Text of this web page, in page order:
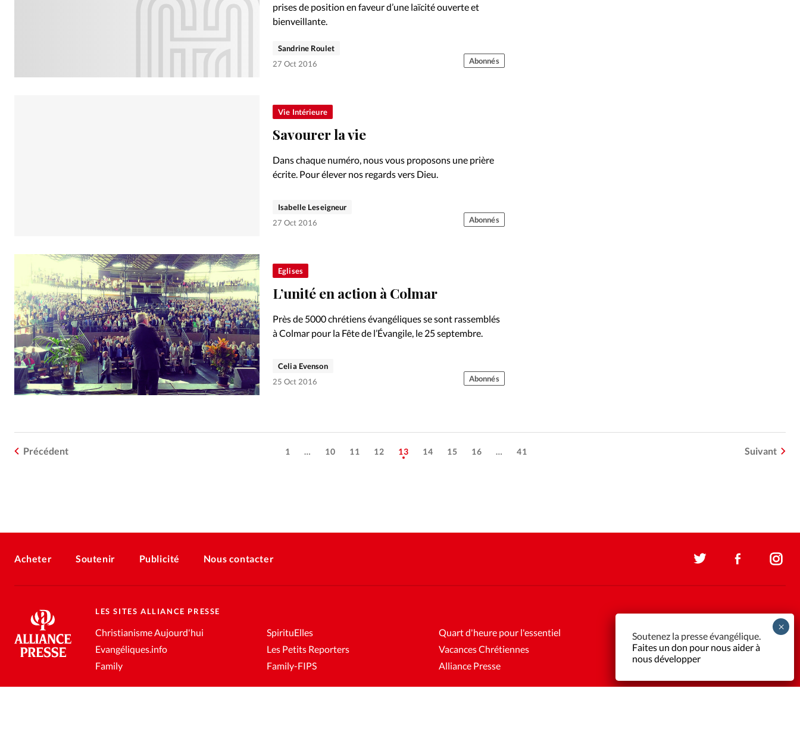
prises de position en faveur d’une laïcité ouverte et
bienveillante.
Sandrine Roulet
27 Oct 2016
Abonnés
Vie Intérieure
Savourer la vie
Dans chaque numéro, nous vous proposons une prière
écrite. Pour élever nos regards vers Dieu.
Isabelle Leseigneur
27 Oct 2016
Abonnés
Eglises
L’unité en action à Colmar
Près de 5000 chrétiens évangéliques se sont rassemblés
à Colmar pour la Fête de l’Évangile, le 25 septembre.
Celia Evenson
25 Oct 2016
Abonnés
Précédent 1 … 10 11 12 13 14 15 16 … 41 Suivant
Acheter Soutenir Publicité Nous contacter
LES SITES ALLIANCE PRESSE
Christianisme Aujourd'hui
Evangéliques.info
Family
SpirituElles
Les Petits Reporters
Family-FIPS
Quart d'heure pour l'essentiel
Vacances Chrétiennes
Alliance Presse
Soutenez la presse évangélique.
Faites un don pour nous aider à
nous développer